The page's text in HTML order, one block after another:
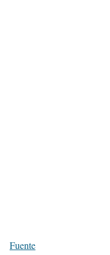
Fuente